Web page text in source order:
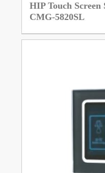
HIP Touch
CMG-5820SL